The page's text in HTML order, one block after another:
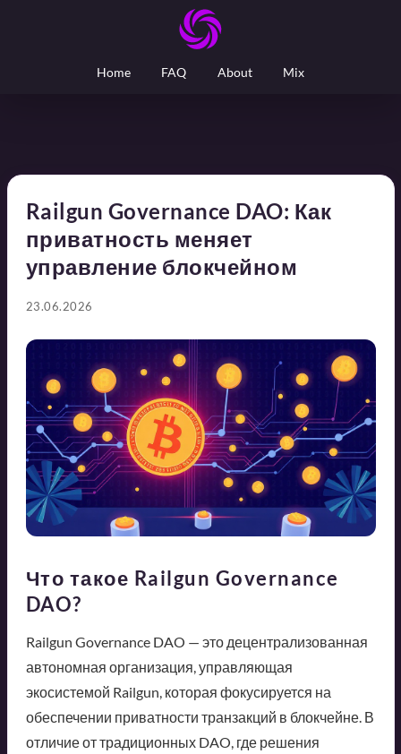
Home FAQ About Mix
Railgun Governance DAO: Как
приватность меняет
управление блокчейном
23.06.2026
Что такое Railgun Governance
DAO?
Railgun Governance DAO — это децентрализованная
автономная организация, управляющая
экосистемой Railgun, которая фокусируется на
обеспечении приватности транзакций в блокчейне. В
отличие от традиционных DAO, где решения